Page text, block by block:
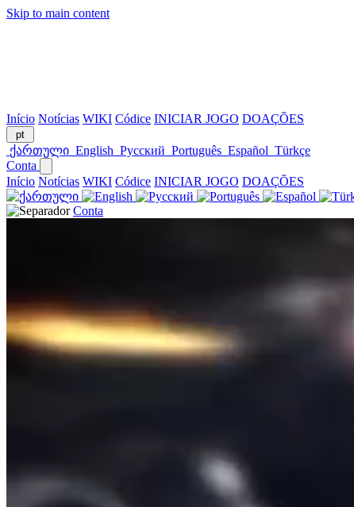
Skip to main content
Início Notícias WIKI Códice INICIAR JOGO DOAÇÕES
pt
ქართული English Русский Português Español Türkçe
Conta
Início Notícias WIKI Códice INICIAR JOGO DOAÇÕES
Conta